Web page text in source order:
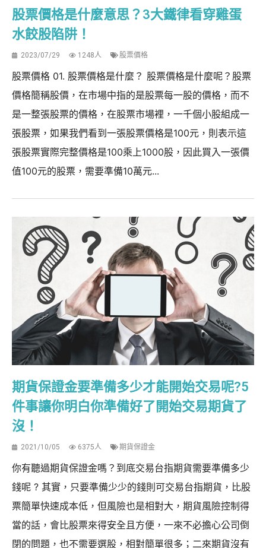
股票價格是什麼意思？3大鐵律看穿雞蛋
水餃股陷阱！
2023/07/29 1248人 股票價格
股票價格 01. 股票價格是什麼？ 股票價格是什麼呢？股票
價格簡稱股價，在市場中指的是股票每一股的價格，而不
是一整張股票的價格，在股票市場裡，一千個小股組成一
張股票，如果我們看到一張股票價格是100元，則表示這
張股票實際完整價格是100乘上1000股，因此買入一張價
值100元的股票，需要準備10萬元...
期貨保證金要準備多少才能開始交易呢?5
件事讓你明白你準備好了開始交易期貨了
沒！
2021/10/05 6375人 期貨保證金
你有聽過期貨保證金嗎？到底交易台指期貨需要準備多少
錢呢 ? 其實，只要準備少少的錢則可交易台指期貨，比股
票簡單快速成本低，但風險也是相對大，期貨風險控制得
當的話，會比股票來得安全且方便，一來不必擔心公司倒
閉的問題，也不需要選股，相對簡單很多；二來期貨沒有